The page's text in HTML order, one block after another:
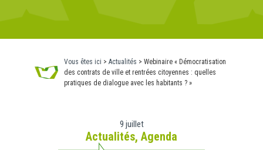
Vous êtes ici > Actualités > Webinaire « Démocratisation
des contrats de ville et rentrées citoyennes : quelles
pratiques de dialogue avec les habitants ? »
9 juillet
Actualités, Agenda